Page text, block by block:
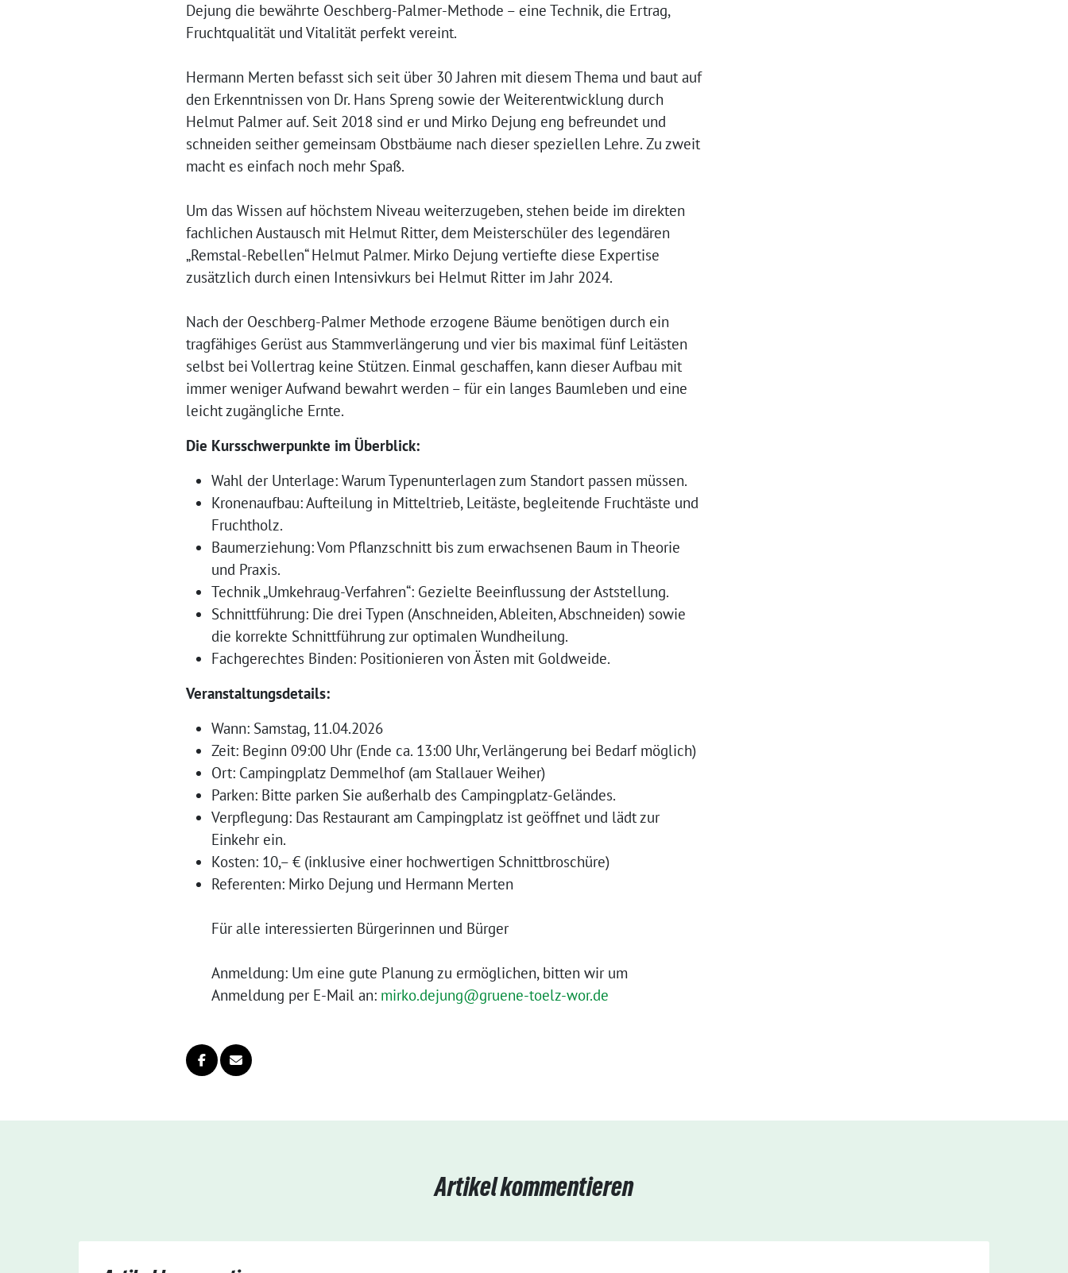
Dejung die bewährte Oeschberg-Palmer-Methode – eine Technik, die Ertrag,
Fruchtqualität und Vitalität perfekt vereint.
Hermann Merten befasst sich seit über 30 Jahren mit diesem Thema und baut auf
den Erkenntnissen von Dr. Hans Spreng sowie der Weiterentwicklung durch
Helmut Palmer auf. Seit 2018 sind er und Mirko Dejung eng befreundet und
schneiden seither gemeinsam Obstbäume nach dieser speziellen Lehre. Zu zweit
macht es einfach noch mehr Spaß.
Um das Wissen auf höchstem Niveau weiterzugeben, stehen beide im direkten
fachlichen Austausch mit Helmut Ritter, dem Meisterschüler des legendären
„Remstal-Rebellen“ Helmut Palmer. Mirko Dejung vertiefte diese Expertise
zusätzlich durch einen Intensivkurs bei Helmut Ritter im Jahr 2024.
Nach der Oeschberg-Palmer Methode erzogene Bäume benötigen durch ein
tragfähiges Gerüst aus Stammverlängerung und vier bis maximal fünf Leitästen
selbst bei Vollertrag keine Stützen. Einmal geschaffen, kann dieser Aufbau mit
immer weniger Aufwand bewahrt werden – für ein langes Baumleben und eine
leicht zugängliche Ernte.
Die Kursschwerpunkte im Überblick:
Wahl der Unterlage: Warum Typenunterlagen zum Standort passen müssen.
Kronenaufbau: Aufteilung in Mitteltrieb, Leitäste, begleitende Fruchtäste und
Fruchtholz.
Baumerziehung: Vom Pflanzschnitt bis zum erwachsenen Baum in Theorie
und Praxis.
Technik „Umkehraug-Verfahren“: Gezielte Beeinflussung der Aststellung.
Schnittführung: Die drei Typen (Anschneiden, Ableiten, Abschneiden) sowie
die korrekte Schnittführung zur optimalen Wundheilung.
Fachgerechtes Binden: Positionieren von Ästen mit Goldweide.
Veranstaltungsdetails:
Wann: Samstag, 11.04.2026
Zeit: Beginn 09:00 Uhr (Ende ca. 13:00 Uhr, Verlängerung bei Bedarf möglich)
Ort: Campingplatz Demmelhof (am Stallauer Weiher)
Parken: Bitte parken Sie außerhalb des Campingplatz-Geländes.
Verpflegung: Das Restaurant am Campingplatz ist geöffnet und lädt zur
Einkehr ein.
Kosten: 10,– € (inklusive einer hochwertigen Schnittbroschüre)
Referenten: Mirko Dejung und Hermann Merten
Für alle interessierten Bürgerinnen und Bürger
Anmeldung: Um eine gute Planung zu ermöglichen, bitten wir um
Anmeldung per E-Mail an: mirko.dejung@gruene-toelz-wor.de
Artikel kommentieren